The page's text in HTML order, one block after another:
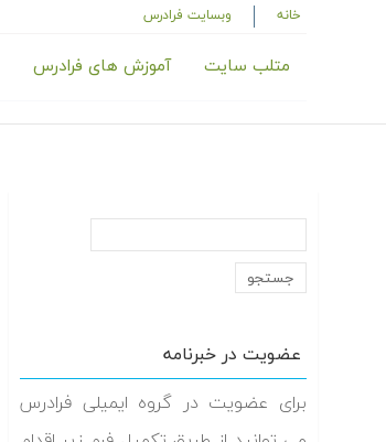
خانه وبسایت فرادرس
متلب سایت آموزش های فرادرس
عضویت در خبرنامه
برای عضویت در گروه ایمیلی فرادرس